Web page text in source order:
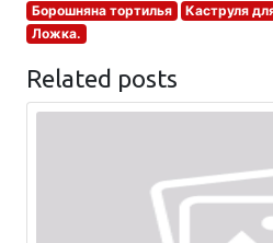
Борошняна тортилья
Каструля
Ложка.
Related posts